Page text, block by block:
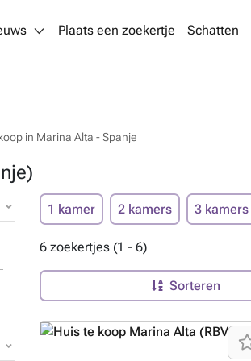
Plaats een zoekertje Schatten
in Marina Alta - Spanje
1 kamer 2 kamers 3 kamers
6 zoekertjes (1 - 6)
Sorteren